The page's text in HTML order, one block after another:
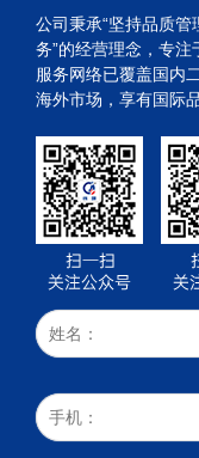
公司秉承“坚持品质
务”的经营理念，专
服务网络已覆盖国内
海外市场，享有国际